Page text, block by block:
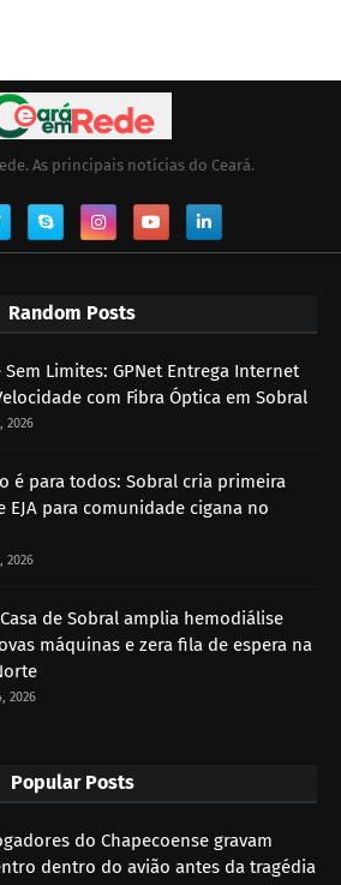
As principais notícias do Ceará.
Random Posts
Sem Limites: GPNet Entrega Internet
com Fibra Óptica em Sobral
2026
é para todos: Sobral cria primeira
EJA para comunidade cigana no
2026
de Sobral amplia hemodiálise
máquinas e zera fila de espera na
2026
Popular Posts
do Chapecoense gravam
dentro do avião antes da tragédia